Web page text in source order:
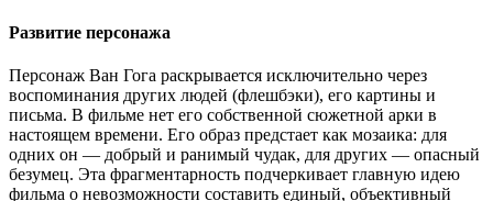
Развитие персонажа
Персонаж Ван Гога раскрывается исключительно через
воспоминания других людей (флешбэки), его картины и
письма. В фильме нет его собственной сюжетной арки в
настоящем времени. Его образ предстает как мозаика: для
одних он — добрый и ранимый чудак, для других — опасный
безумец. Эта фрагментарность подчеркивает главную идею
фильма о невозможности составить единый, объективный